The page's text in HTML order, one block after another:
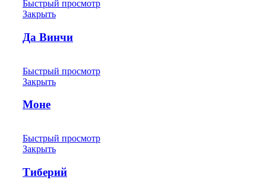
Быстрый просмотр
Закрыть
Да Винчи
Быстрый просмотр
Закрыть
Моне
Быстрый просмотр
Закрыть
Тиберий